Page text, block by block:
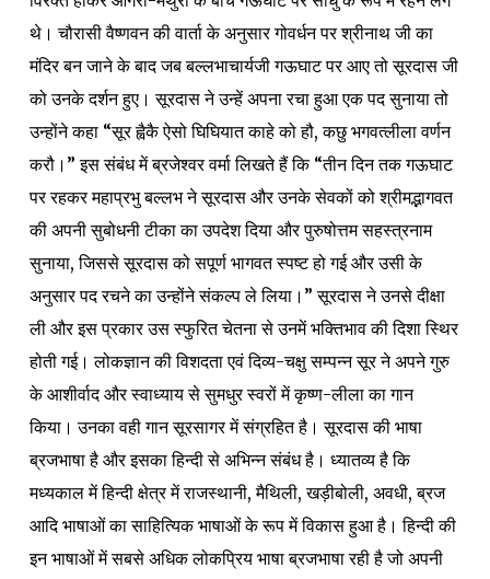
थे। चौरासी वैष्णवन की वार्ता के अनुसार गोवर्धन पर श्रीनाथ जी का
मंदिर बन जाने के बाद जब बल्लभाचार्यजी गऊघाट पर आए तो सूरदास जी
को उनके दर्शन हुए। सूरदास ने उन्हें अपना रचा हुआ एक पद सुनाया तो
उन्होंने कहा “सूर ह्वैकै ऐसो घिघियात काहे को हौ, कछु भगवत्लीला वर्णन
करौ।” इस संबंध में ब्रजेश्वर वर्मा लिखते हैं कि “तीन दिन तक गऊघाट
पर रहकर महाप्रभु बल्लभ ने सूरदास और उनके सेवकों को श्रीमद्भागवत
की अपनी सुबोधनी टीका का उपदेश दिया और पुरुषोत्तम सहस्त्रनाम
सुनाया, जिससे सूरदास को सपूर्ण भागवत स्पष्ट हो गई और उसी के
अनुसार पद रचने का उन्होंने संकल्प ले लिया।” सूरदास ने उनसे दीक्षा
ली और इस प्रकार उस स्फुरित चेतना से उनमें भक्तिभाव की दिशा स्थिर
होती गई। लोकज्ञान की विशदता एवं दिव्य-चक्षु सम्पन्न सूर ने अपने गुरु
के आशीर्वाद और स्वाध्याय से सुमधुर स्वरों में कृष्ण-लीला का गान
किया। उनका वही गान सूरसागर में संग्रहित है। सूरदास की भाषा
ब्रजभाषा है और इसका हिन्दी से अभिन्न संबंध है। ध्यातव्य है कि
मध्यकाल में हिन्दी क्षेत्र में राजस्थानी, मैथिली, खड़ीबोली, अवधी, ब्रज
आदि भाषाओं का साहित्यिक भाषाओं के रूप में विकास हुआ है। हिन्दी की
इन भाषाओं में सबसे अधिक लोकप्रिय भाषा ब्रजभाषा रही है जो अपनी